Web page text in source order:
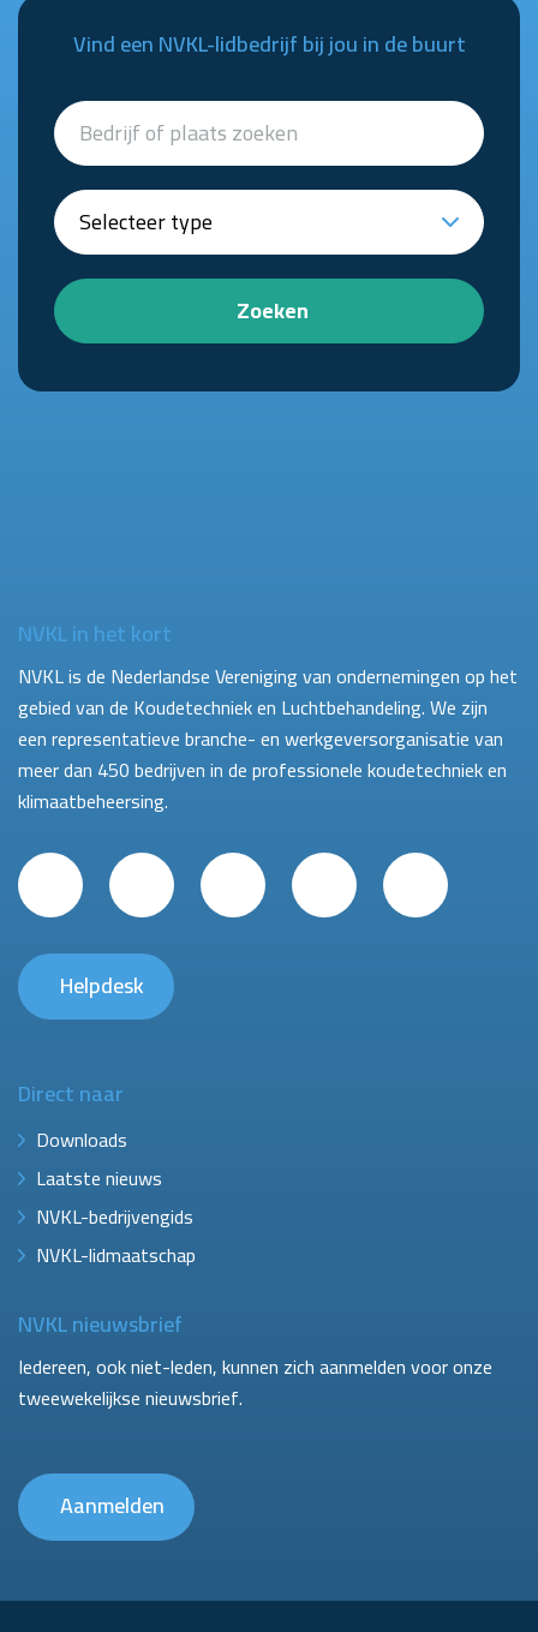
Vind een NVKL-lidbedrijf bij jou in de buurt
Zoeken
NVKL in het kort
NVKL is de Nederlandse Vereniging van ondernemingen op het
gebied van de Koudetechniek en Luchtbehandeling. We zijn
een representatieve branche- en werkgeversorganisatie van
meer dan 450 bedrijven in de professionele koudetechniek en
klimaatbeheersing.
Helpdesk
Direct naar
Downloads
Laatste nieuws
NVKL-bedrijvengids
NVKL-lidmaatschap
NVKL nieuwsbrief
Iedereen, ook niet-leden, kunnen zich aanmelden voor onze
tweewekelijkse nieuwsbrief.
Aanmelden